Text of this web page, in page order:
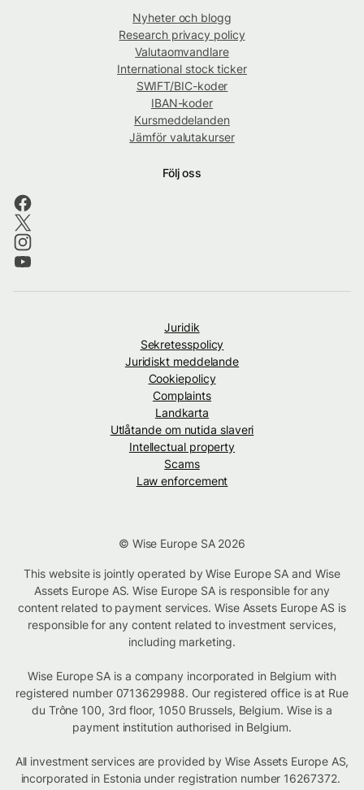
Nyheter och blogg
Research privacy policy
Valutaomvandlare
International stock ticker
SWIFT/BIC-koder
IBAN-koder
Kursmeddelanden
Jämför valutakurser
Följ oss
Juridik
Sekretesspolicy
Juridiskt meddelande
Cookiepolicy
Complaints
Landkarta
Utlåtande om nutida slaveri
Intellectual property
Scams
Law enforcement
© Wise Europe SA 2026
This website is jointly operated by Wise Europe SA and Wise
Assets Europe AS. Wise Europe SA is responsible for any
content related to payment services. Wise Assets Europe AS is
responsible for any content related to investment services,
including marketing.
Wise Europe SA is a company incorporated in Belgium with
registered number 0713629988. Our registered office is at Rue
du Trône 100, 3rd floor, 1050 Brussels, Belgium. Wise is a
payment institution authorised in Belgium.
All investment services are provided by Wise Assets Europe AS,
incorporated in Estonia under registration number 16267372.